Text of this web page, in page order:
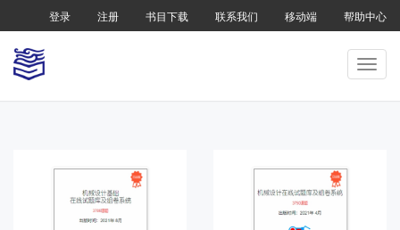
登录 注册 书目下载 联系我们 移动端 帮助中心